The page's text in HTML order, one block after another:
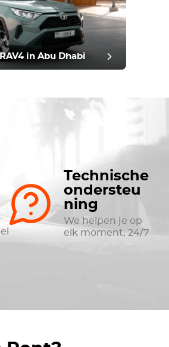
in Abu Dhabi
Technische
ondersteu
ning
We helpen je op
elk moment, 24/7